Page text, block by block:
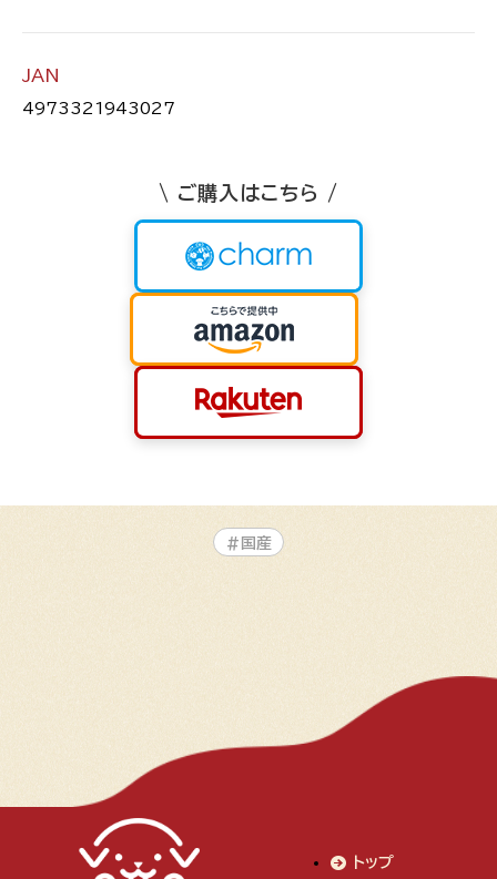
JAN
4973321943027
\ ご購入はこちら /
#国産
トップ